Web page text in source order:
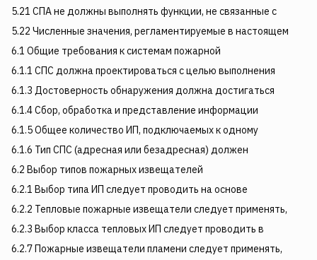
5.21 СПА не должны выполнять функции, не связанные с
5.22 Численные значения, регламентируемые в настоящем
6.1 Общие требования к системам пожарной
6.1.1 СПС должна проектироваться с целью выполнения
6.1.3 Достоверность обнаружения должна достигаться
6.1.4 Сбор, обработка и представление информации
6.1.5 Общее количество ИП, подключаемых к одному
6.1.6 Тип СПС (адресная или безадресная) должен
6.2 Выбор типов пожарных извещателей
6.2.1 Выбор типа ИП следует проводить на основе
6.2.2 Тепловые пожарные извещатели следует применять,
6.2.3 Выбор класса тепловых ИП следует проводить в
6.2.7 Пожарные извещатели пламени следует применять,